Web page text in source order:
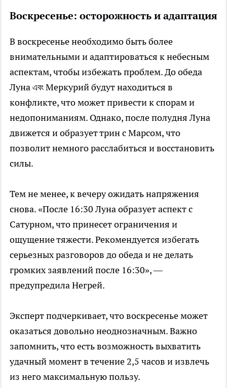
Воскресенье: осторожность и адаптация
В воскресенье необходимо быть более
внимательными и адаптироваться к небесным
аспектам, чтобы избежать проблем. До обеда
Луна এবং Меркурий будут находиться в
конфликте, что может привести к спорам и
недопониманиям. Однако, после полудня Луна
движется и образует трин с Марсом, что
позволит немного расслабиться и восстановить
силы.
Тем не менее, к вечеру ожидать напряжения
снова. «После 16:30 Луна образует аспект с
Сатурном, что принесет ограничения и
ощущение тяжести. Рекомендуется избегать
серьезных разговоров до обеда и не делать
громких заявлений после 16:30», —
предупредила Негрей.
Эксперт подчеркивает, что воскресенье может
оказаться довольно неоднозначным. Важно
запомнить, что есть возможность выхватить
удачный момент в течение 2,5 часов и извлечь
из него максимальную пользу.